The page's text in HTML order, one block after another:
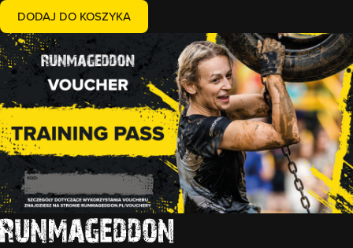
DODAJ DO KOSZYKA